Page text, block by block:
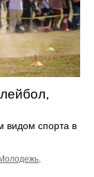
видом спорта в
Молодежь,